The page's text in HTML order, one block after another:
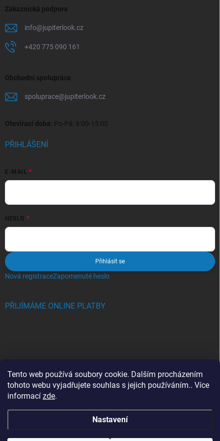
Tento web používá soubory cookie. Dalším procházením
tohoto webu vyjadřujete souhlas s jejich používáním.. Více
informací zde.
Nastavení
Zákaznická podpora
info@jupiterlook.cz
+420 775 090 161
Obchodní spolupráce
spoluprace@jupiterlook.cz
Otevírací doba: Po-Pá: 9:00-15:00
PŘIHLÁŠENÍ
E-MAIL
HESLO
Přihlásit se
Nová registraceZapomenuté heslo
PŘIJÍMÁME ONLINE PLATBY
BLOG
Crocs, proč se svět zamiloval do těchto bot a proč je MUSÍTE mít
také?